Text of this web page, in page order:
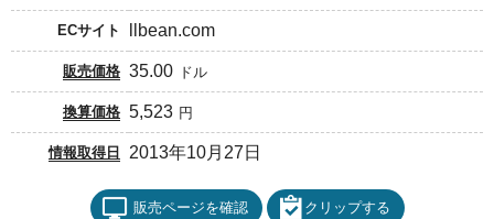
ECサイト llbean.com
販売価格 35.00 ドル
換算価格 5,523 円
情報取得日 2013年10月27日
販売ページを確認 クリップする